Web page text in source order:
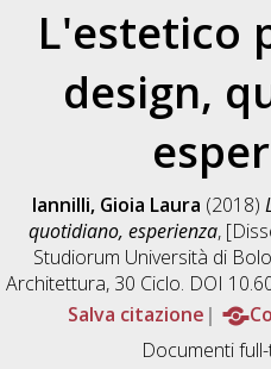
L'estetico
design,
Iannilli, Gioia Laura (2018)
quotidiano, esperienza,
Studiorum Università di
Architettura, 30 Ciclo. DOI
Salva citazione
Documenti